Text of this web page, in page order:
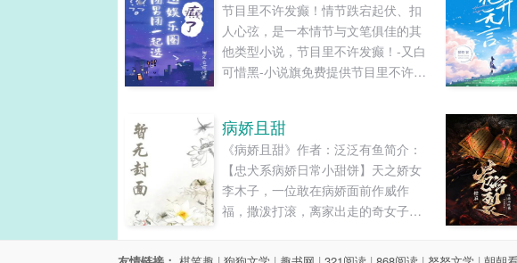
节目里不许发癫！情节跌宕起伏、扣
人心弦，是一本情节与文笔俱佳的其
他类型小说，节目里不许发癫！-又白
可惜黑-小说旗免费提供节目里不许发
病娇且甜
《病娇且甜》作者：泛泛有鱼简介：
【忠犬系病娇日常小甜饼】天之娇女
李木子，一位敢在病娇面前作威作
福，撒泼打滚，离家出走的奇女子。
有。只不过......她一皱眉，他就没辙